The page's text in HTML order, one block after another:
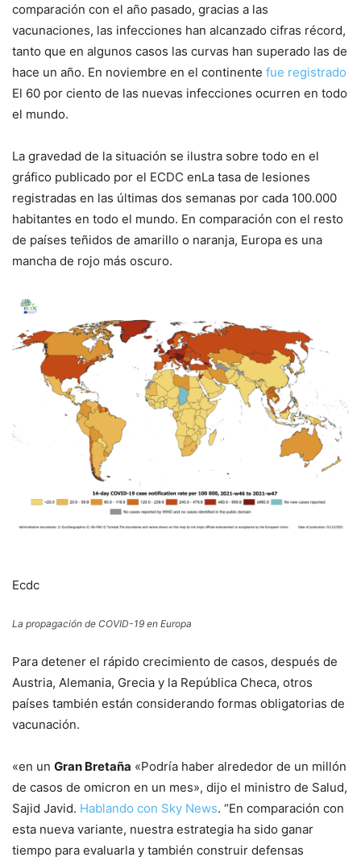
comparación con el año pasado, gracias a las
vacunaciones, las infecciones han alcanzado cifras récord,
tanto que en algunos casos las curvas han superado las de
hace un año. En noviembre en el continente fue registrado
El 60 por ciento de las nuevas infecciones ocurren en todo
el mundo.
La gravedad de la situación se ilustra sobre todo en el
gráfico publicado por el ECDC enLa tasa de lesiones
registradas en las últimas dos semanas por cada 100.000
habitantes en todo el mundo. En comparación con el resto
de países teñidos de amarillo o naranja, Europa es una
mancha de rojo más oscuro.
Ecdc
La propagación de COVID-19 en Europa
Para detener el rápido crecimiento de casos, después de
Austria, Alemania, Grecia y la República Checa, otros
países también están considerando formas obligatorias de
vacunación.
«en un Gran Bretaña «Podría haber alrededor de un millón
de casos de omicron en un mes», dijo el ministro de Salud,
Sajid Javid. Hablando con Sky News. “En comparación con
esta nueva variante, nuestra estrategia ha sido ganar
tiempo para evaluarla y también construir defensas